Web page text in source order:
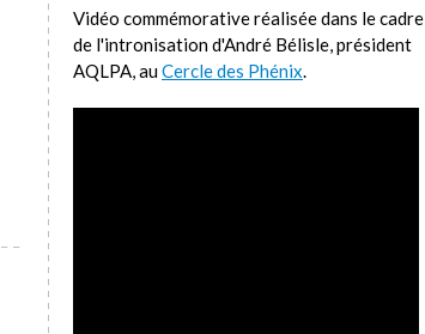
Vidéo commémorative réalisée dans le cadre
de l'intronisation d'André Bélisle, président
AQLPA, auCercle des Phénix.